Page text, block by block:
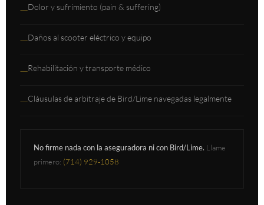
—Dolor y sufrimiento (pain & suffering)
—Daños al scooter eléctrico y equipo
—Rehabilitación y transporte médico
—Cláusulas de arbitraje de Bird/Lime navegadas legalmente
No firme nada con la aseguradora ni con Bird/Lime. Llame
primero: (714) 929-1058